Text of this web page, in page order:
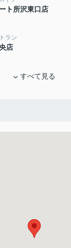
ト所沢東口店
ラン
店
すべて見る